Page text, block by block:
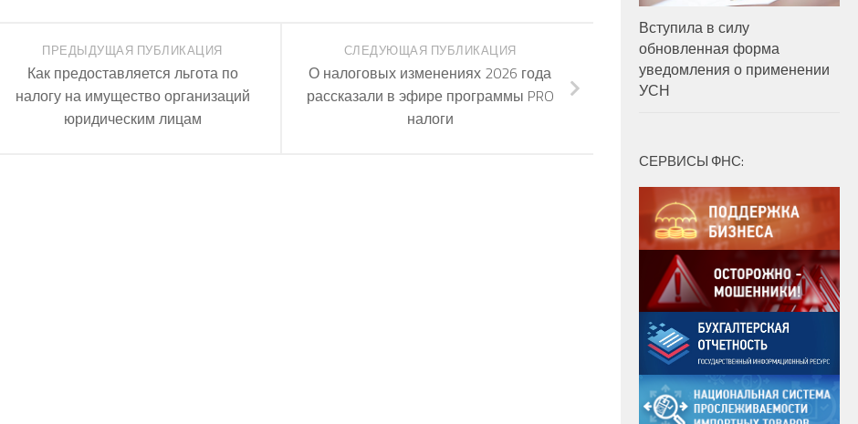
СЛЕДУЮЩАЯ ПУБЛИКАЦИЯ
О налоговых изменениях 2026 года
рассказали в эфире программы PRO
налоги
ПРЕДЫДУЩАЯ ПУБЛИКАЦИЯ
Как предоставляется льгота по
налогу на имущество организаций
юридическим лицам
Вступила в силу
обновленная форма
уведомления о применении
УСН
СЕРВИСЫ ФНС: